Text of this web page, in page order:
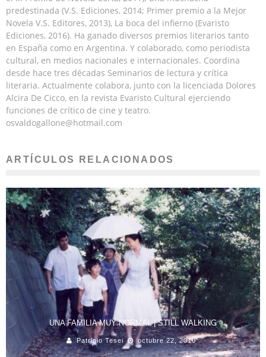
predestinada (V.S. Ediciones, 2014; Primer premio a la Mejor
Novela V.S. Editores, 2013), La boca del infierno (Evaristo
Ediciones, 2016). Ha ganado diversos premios literarios tanto
en España como en Argentina. Y colaborado, como periodista
cultural, en medios nacionales e internacionales. Coordina
desde hace tres décadas Seminarios de lectura y crítica
literaria. Actualmente colabora, junto con la licenciada Dolores
Alcira De Cicco, en la revista Evaristo Cultural ejerciendo
funciones de crítico de cine y teatro.
osvaldogallone@hotmail.com
ARTÍCULOS RELACIONADOS
UNA FAMILIA MUY NORMAL | STILL WALKING
Patricio Tesei octubre 22, 2010